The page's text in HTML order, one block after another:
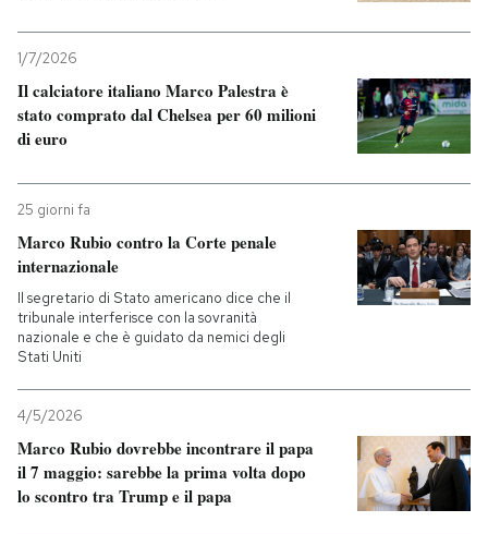
1/7/2026
Il calciatore italiano Marco Palestra è
stato comprato dal Chelsea per 60 milioni
di euro
25 giorni fa
Marco Rubio contro la Corte penale
internazionale
Il segretario di Stato americano dice che il
tribunale interferisce con la sovranità
nazionale e che è guidato da nemici degli
Stati Uniti
4/5/2026
Marco Rubio dovrebbe incontrare il papa
il 7 maggio: sarebbe la prima volta dopo
lo scontro tra Trump e il papa